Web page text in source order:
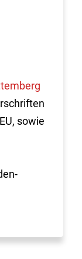
sowie